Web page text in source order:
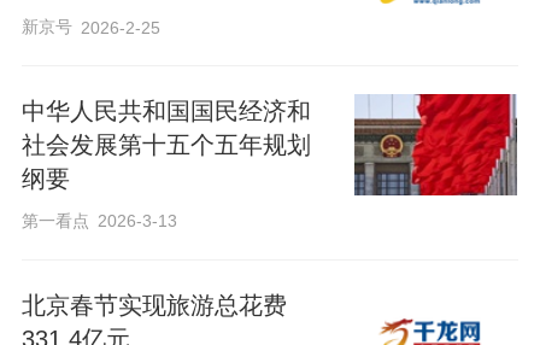
新京号 2026-2-25
中华人民共和国国民经济和
社会发展第十五个五年规划
纲要
第一看点 2026-3-13
北京春节实现旅游总花费
331.4亿元